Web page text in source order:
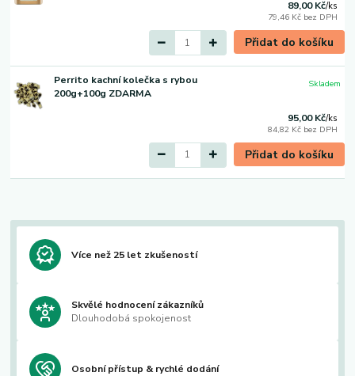
89,00 Kč/ks
79,46 Kč bez DPH
Přidat do košíku
Perrito kachní kolečka s rybou
200g+100g ZDARMA
95,00 Kč/ks
84,82 Kč bez DPH
Skladem
Přidat do košíku
Více než 25 let zkušeností
Skvělé hodnocení zákazníků
Dlouhodobá spokojenost
Osobní přístup & rychlé dodání